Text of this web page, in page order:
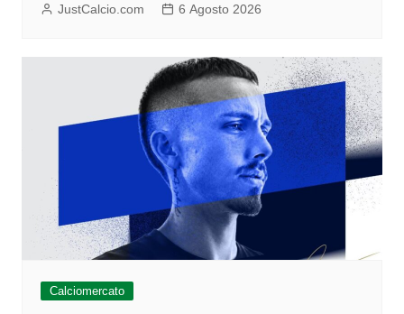
JustCalcio.com 6 Agosto 2026
Calciomercato